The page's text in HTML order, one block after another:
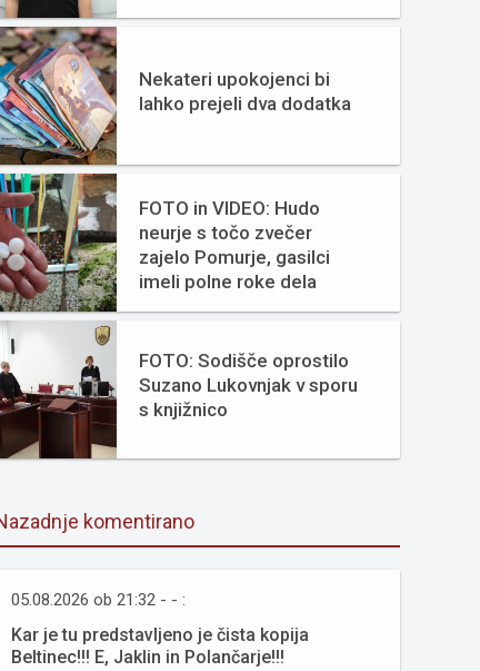
Nekateri upokojenci bi
lahko prejeli dva dodatka
FOTO in VIDEO: Hudo
neurje s točo zvečer
zajelo Pomurje, gasilci
imeli polne roke dela
FOTO: Sodišče oprostilo
Suzano Lukovnjak v sporu
s knjižnico
komentirano
05.08.2026 ob 21:32 - - :
Kar je tu predstavljeno je čista kopija
Beltinec!!! E, Jaklin in Polančarje!!!